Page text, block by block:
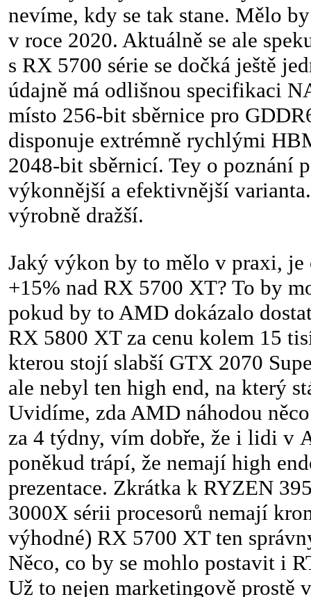
nevíme, kdy se tak stane. Mělo
v roce 2020. Aktuálně se ale
s RX 5700 série se dočká ještě
údajně má odlišnou specifikaci
místo 256-bit sběrnice pro
disponuje extrémně rychlými
2048-bit sběrnicí. Tey o poznání
výkonnější a efektivnější
výrobně dražší.
Jaký výkon by to mělo v praxi, je
+15% nad RX 5700 XT? To by
pokud by to AMD dokázalo
RX 5800 XT za cenu kolem 15
kterou stojí slabší GTX 2070
ale nebyl ten high end, na který
Uvidíme, zda AMD náhodou
za 4 týdny, vím dobře, že i lidi v
poněkud trápí, že nemají high
prezentace. Zkrátka k RYZEN
3000X sérii procesorů nemají
výhodné) RX 5700 XT ten
Něco, co by se mohlo postavit i
Už to nejen marketingově prostě